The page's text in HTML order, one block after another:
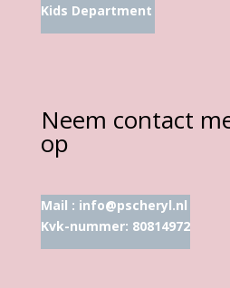
Kids Department
Neem contact
op
Mail : info@pscheryl.nl
Kvk-nummer: 80814972